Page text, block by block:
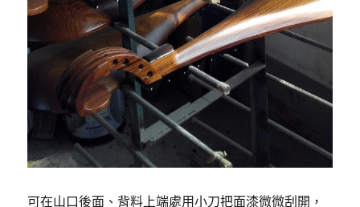
可在山口後面、背料上端處用小刀把面漆微微刮開，